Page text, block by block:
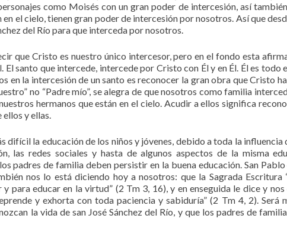
como Moisés con un gran poder de intercesión, así
en el cielo, tienen gran poder de intercesión por nosotros. Así que
del Río para que interceda por nosotros.
que Cristo es nuestro único intercesor, pero en el fondo esta
El santo que intercede, intercede por Cristo con Él y en Él. Él es todo
en la intercesión de un santo es reconocer la gran obra que Cristo
no “Padre mío”, se alegra de que nosotros como familia
hermanos que están en el cielo. Acudir a ellos significa
ellos y ellas.
difícil la educación de los niños y jóvenes, debido a toda la influencia
las redes sociales y hasta de algunos aspectos de la misma
padres de familia deben persistir en la buena educación. San
nos lo está diciendo hoy a nosotros: que la Sagrada Escritura
para educar en la virtud” (2 Tm 3, 16), y en enseguida le dice y
y exhorta con toda paciencia y sabiduría” (2 Tm 4, 2). Será
la vida de san José Sánchez del Río, y que los padres de